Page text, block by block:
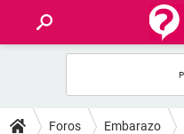
FOROS
Foros Embarazo